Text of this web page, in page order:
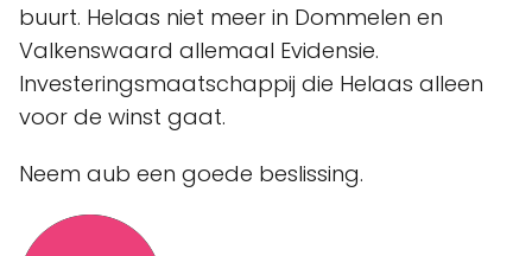
buurt. Helaas niet meer in Dommelen en
Valkenswaard allemaal Evidensie.
Investeringsmaatschappij die Helaas alleen
voor de winst gaat.
Neem aub een goede beslissing.